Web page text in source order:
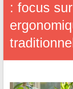
: focus